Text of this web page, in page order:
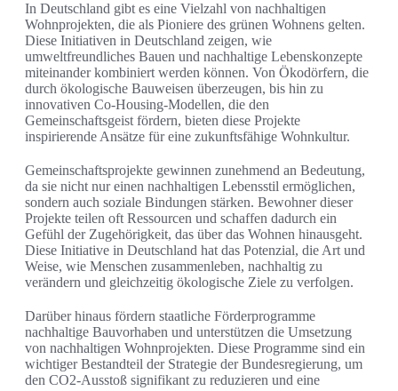
In Deutschland gibt es eine Vielzahl von nachhaltigen
Wohnprojekten, die als Pioniere des grünen Wohnens gelten.
Diese Initiativen in Deutschland zeigen, wie
umweltfreundliches Bauen und nachhaltige Lebenskonzepte
miteinander kombiniert werden können. Von Ökodörfern, die
durch ökologische Bauweisen überzeugen, bis hin zu
innovativen Co-Housing-Modellen, die den
Gemeinschaftsgeist fördern, bieten diese Projekte
inspirierende Ansätze für eine zukunftsfähige Wohnkultur.
Gemeinschaftsprojekte gewinnen zunehmend an Bedeutung,
da sie nicht nur einen nachhaltigen Lebensstil ermöglichen,
sondern auch soziale Bindungen stärken. Bewohner dieser
Projekte teilen oft Ressourcen und schaffen dadurch ein
Gefühl der Zugehörigkeit, das über das Wohnen hinausgeht.
Diese Initiative in Deutschland hat das Potenzial, die Art und
Weise, wie Menschen zusammenleben, nachhaltig zu
verändern und gleichzeitig ökologische Ziele zu verfolgen.
Darüber hinaus fördern staatliche Förderprogramme
nachhaltige Bauvorhaben und unterstützen die Umsetzung
von nachhaltigen Wohnprojekten. Diese Programme sind ein
wichtiger Bestandteil der Strategie der Bundesregierung, um
den CO2-Ausstoß signifikant zu reduzieren und eine